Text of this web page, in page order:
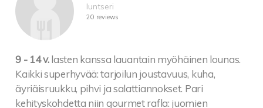
luntseri
20 reviews
9 - 14 v. lasten kanssa lauantain myöhäinen lounas.
Kaikki superhyvää: tarjoilun joustavuus, kuha,
äyriäisruukku, pihvi ja salattiannokset. Pari
kehityskohdetta niin gourmet rafla: juomien